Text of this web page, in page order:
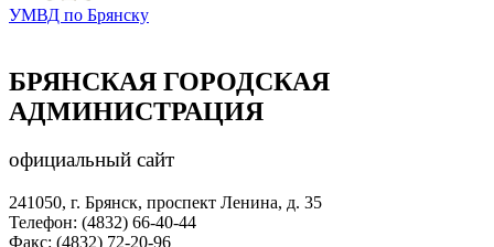
УМВД по Брянску
БРЯНСКАЯ ГОРОДСКАЯ
АДМИНИСТРАЦИЯ
официальный сайт
241050, г. Брянск, проспект Ленина, д. 35
Телефон: (4832) 66-40-44
Факс: (4832) 72-20-96